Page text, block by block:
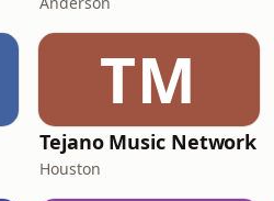
TM
Tejano Music Network
Houston